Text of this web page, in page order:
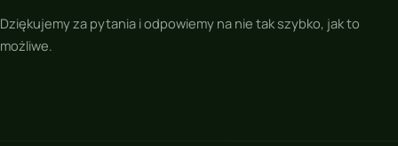
Dziękujemy za pytania i odpowiemy na nie tak szybko, jak to
możliwe.